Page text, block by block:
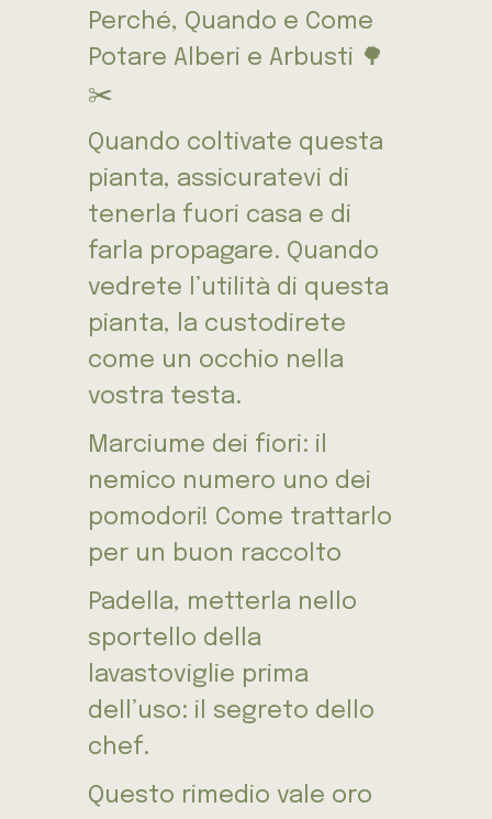
Perché, Quando e Come
Potare Alberi e Arbusti 🌳
✂️
Quando coltivate questa
pianta, assicuratevi di
tenerla fuori casa e di
farla propagare. Quando
vedrete l’utilità di questa
pianta, la custodirete
come un occhio nella
vostra testa.
Marciume dei fiori: il
nemico numero uno dei
pomodori! Come trattarlo
per un buon raccolto
Padella, metterla nello
sportello della
lavastoviglie prima
dell’uso: il segreto dello
chef.
Questo rimedio vale oro